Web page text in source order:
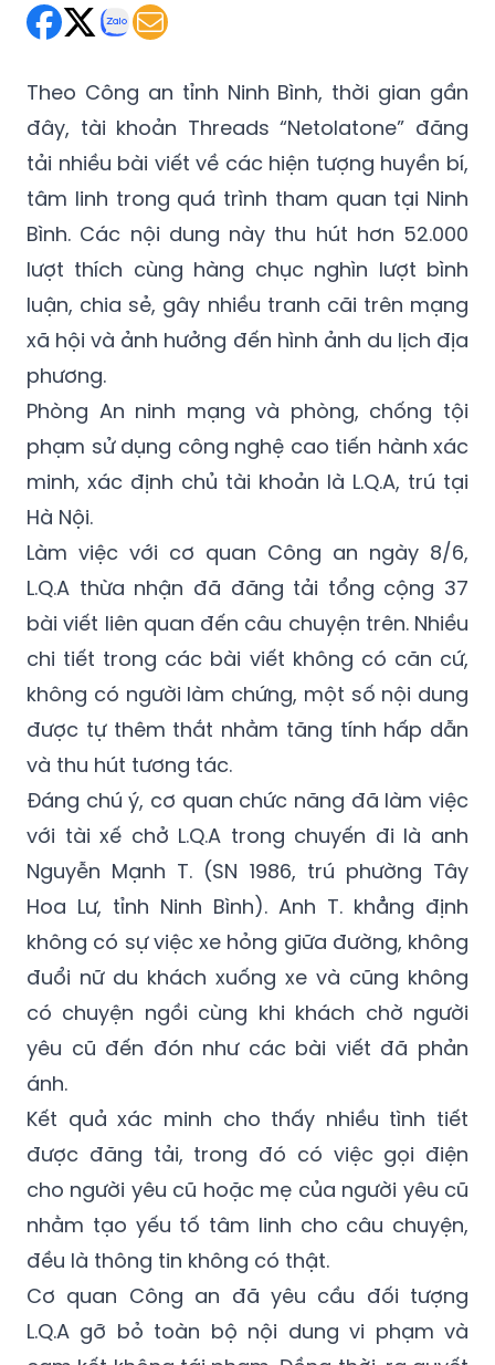
Theo Công an tỉnh Ninh Bình, thời gian gần
tải nhiều bài viết về các hiện tượng huyền bí,
tâm linh trong quá trình tham quan tại Ninh
Bình. Các nội dung này thu hút hơn 52.000
lượt thích cùng hàng chục nghìn lượt bình
luận, chia sẻ, gây nhiều tranh cãi trên mạng
xã hội và ảnh hưởng đến hình ảnh du lịch địa
phương.
Phòng An ninh mạng và phòng, chống tội
phạm sử dụng công nghệ cao tiến hành xác
minh, xác định chủ tài khoản là L.Q.A, trú tại
Hà Nội.
Làm việc với cơ quan Công an ngày 8/6,
L.Q.A thừa nhận đã đăng tải tổng cộng 37
bài viết liên quan đến câu chuyện trên. Nhiều
chi tiết trong các bài viết không có căn cứ,
không có người làm chứng, một số nội dung
được tự thêm thắt nhằm tăng tính hấp dẫn
và thu hút tương tác.
Đáng chú ý, cơ quan chức năng đã làm việc
với tài xế chở L.Q.A trong chuyến đi là anh
Nguyễn Mạnh T. (SN 1986, trú phường Tây
Hoa Lư, tỉnh Ninh Bình). Anh T. khẳng định
không có sự việc xe hỏng giữa đường, không
đuổi nữ du khách xuống xe và cũng không
có chuyện ngồi cùng khi khách chờ người
yêu cũ đến đón như các bài viết đã phản
ánh.
Kết quả xác minh cho thấy nhiều tình tiết
được đăng tải, trong đó có việc gọi điện
cho người yêu cũ hoặc mẹ của người yêu cũ
nhằm tạo yếu tố tâm linh cho câu chuyện,
đều là thông tin không có thật.
Cơ quan Công an đã yêu cầu đối tượng
L.Q.A gỡ bỏ toàn bộ nội dung vi phạm và
cam kết không tái phạm. Đồng thời, ra quyết
định xử phạt hành chính 7,5 triệu đồng theo